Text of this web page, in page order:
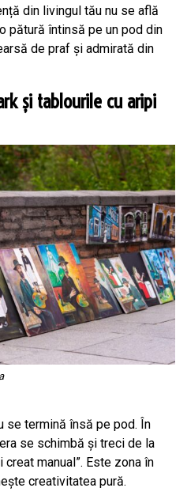
din livingul tău nu se află
pătură întinsă pe un pod din
de praf și admirată din
și tablourile cu aripi
se termină însă pe pod. În
se schimbă și treci de la
creat manual”. Este zona în
creativitatea pură.